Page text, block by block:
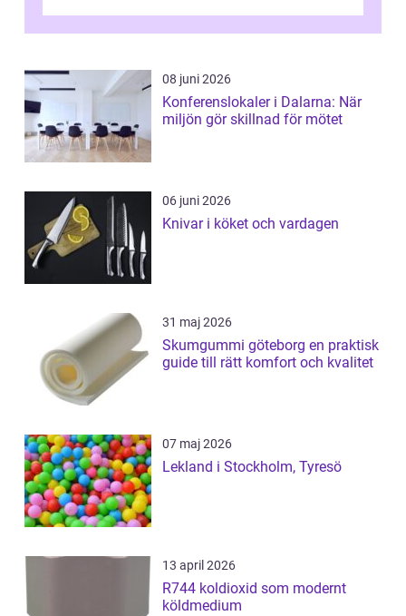
08 juni 2026
Konferenslokaler i Dalarna: När
miljön gör skillnad för mötet
06 juni 2026
Knivar i köket och vardagen
31 maj 2026
Skumgummi göteborg en praktisk
guide till rätt komfort och kvalitet
07 maj 2026
Lekland i Stockholm, Tyresö
13 april 2026
R744 koldioxid som modernt
köldmedium